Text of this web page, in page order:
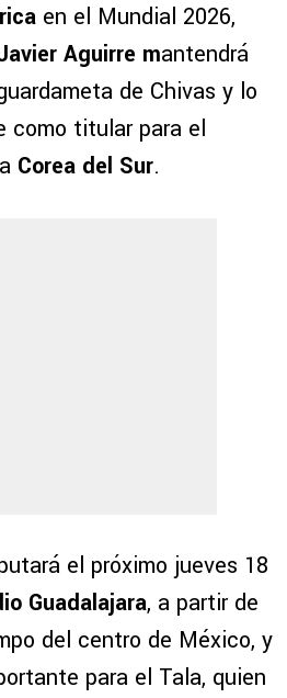
en el Mundial 2026,
Aguirre mantendrá
de Chivas y lo
como titular para el
Corea del Sur.
el próximo jueves 18
Guadalajara, a partir de
del centro de México, y
para el Tala, quien